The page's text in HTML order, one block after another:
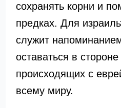
сохранять корни и
предках. Для
служит
оставаться в
происходящих с
всему миру.